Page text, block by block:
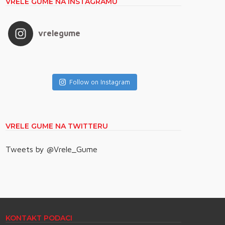
vrelegume
Follow on Instagram
VRELE GUME NA TWITTERU
Tweets by @Vrele_Gume
KONTAKT PODACI